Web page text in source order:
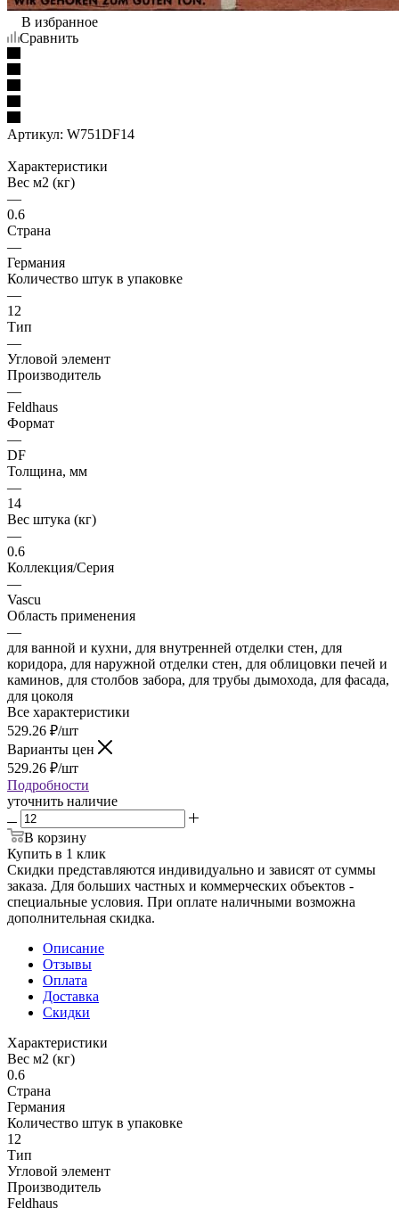
В избранное
Сравнить
Артикул: W751DF14
Характеристики
Вес м2 (кг)
—
0.6
Страна
—
Германия
Количество штук в упаковке
—
12
Тип
—
Угловой элемент
Производитель
—
Feldhaus
Формат
—
DF
Толщина, мм
—
14
Вес штука (кг)
—
0.6
Коллекция/Серия
—
Vascu
Область применения
—
для ванной и кухни, для внутренней отделки стен, для
коридора, для наружной отделки стен, для облицовки печей и
каминов, для столбов забора, для трубы дымохода, для фасада,
для цоколя
Все характеристики
529.26 ₽/шт
Варианты цен
529.26 ₽/шт
Подробности
уточнить наличие
В корзину
Купить в 1 клик
Скидки представляются индивидуально и зависят от суммы
заказа. Для больших частных и коммерческих объектов -
специальные условия. При оплате наличными возможна
дополнительная скидка.
Описание
Отзывы
Оплата
Доставка
Скидки
Характеристики
Вес м2 (кг)
0.6
Страна
Германия
Количество штук в упаковке
12
Тип
Угловой элемент
Производитель
Feldhaus